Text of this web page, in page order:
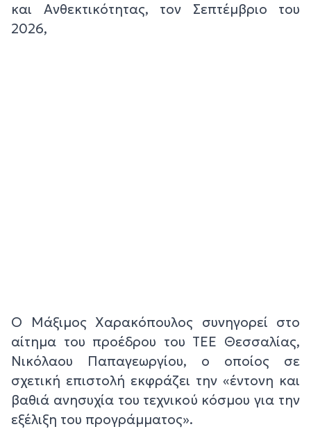
και Ανθεκτικότητας, τον Σεπτέμβριο του
2026,
Ο Μάξιμος Χαρακόπουλος συνηγορεί στο
αίτημα του προέδρου του ΤΕΕ Θεσσαλίας,
Νικόλαου Παπαγεωργίου, ο οποίος σε
σχετική επιστολή εκφράζει την «έντονη και
βαθιά ανησυχία του τεχνικού κόσμου για την
εξέλιξη του προγράμματος».